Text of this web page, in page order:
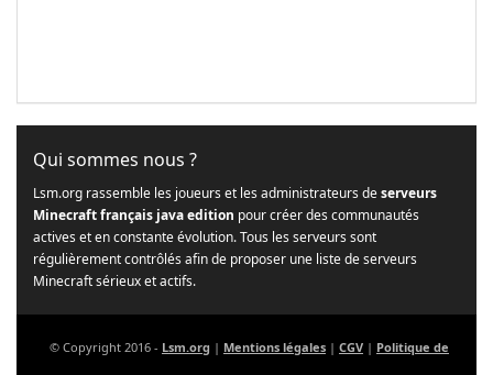
Qui sommes nous ?
Lsm.org rassemble les joueurs et les administrateurs deserveurs
Minecraft français java edition pour créer des communautés
actives et en constante évolution. Tous les serveurs sont
régulièrement contrôlés afin de proposer une liste de serveurs
Minecraft sérieux et actifs.
© Copyright 2016 - Lsm.org | Mentions légales | CGV | Politique de